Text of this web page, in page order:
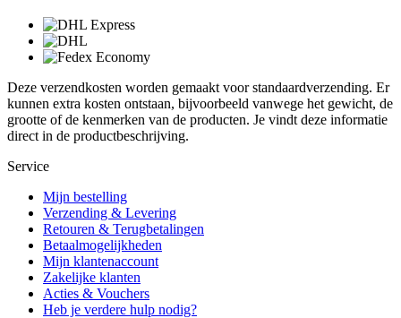
Deze verzendkosten worden gemaakt voor standaardverzending. Er
kunnen extra kosten ontstaan, bijvoorbeeld vanwege het gewicht, de
grootte of de kenmerken van de producten. Je vindt deze informatie
direct in de productbeschrijving.
Service
Mijn bestelling
Verzending & Levering
Retouren & Terugbetalingen
Betaalmogelijkheden
Mijn klantenaccount
Zakelijke klanten
Acties & Vouchers
Heb je verdere hulp nodig?